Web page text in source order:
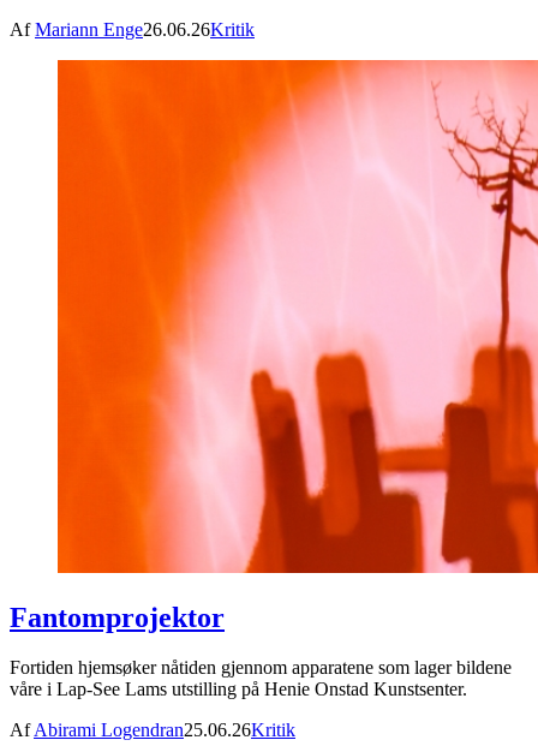
AfMariann Enge26.06.26Kritik
Fantomprojektor
Fortiden hjemsøker nåtiden gjennom apparatene som lager bildene
våre i Lap-See Lams utstilling på Henie Onstad Kunstsenter.
AfAbirami Logendran25.06.26Kritik